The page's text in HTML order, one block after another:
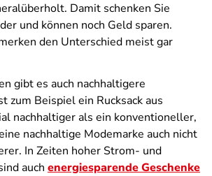
Damit schenken Sie
und können noch Geld sparen.
den Unterschied meist gar
gibt es auch nachhaltigere
zum Beispiel ein Rucksack aus
nachhaltiger als ein konventioneller,
nachhaltige Modemarke auch nicht
In Zeiten hoher Strom- und
auch energiesparende Geschenke